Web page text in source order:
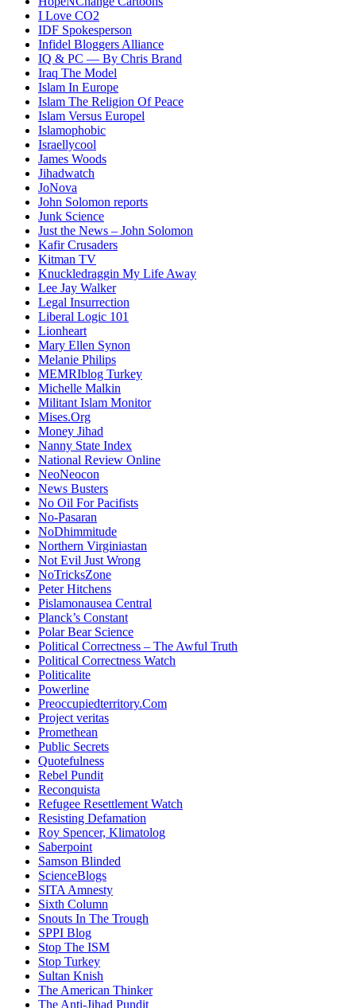
I Love CO2
IDF Spokesperson
Infidel Bloggers Alliance
IQ & PC — By Chris Brand
Iraq The Model
Islam In Europe
Islam The Religion Of Peace
Islam Versus Europel
Islamophobic
Israellycool
James Woods
Jihadwatch
JoNova
John Solomon reports
Junk Science
Just the News – John Solomon
Kafir Crusaders
Kitman TV
Knuckledraggin My Life Away
Lee Jay Walker
Legal Insurrection
Liberal Logic 101
Lionheart
Mary Ellen Synon
Melanie Philips
MEMRIblog Turkey
Michelle Malkin
Militant Islam Monitor
Mises.Org
Money Jihad
Nanny State Index
National Review Online
NeoNeocon
News Busters
No Oil For Pacifists
No-Pasaran
NoDhimmitude
Northern Virginiastan
Not Evil Just Wrong
NoTricksZone
Peter Hitchens
Pislamonausea Central
Planck’s Constant
Polar Bear Science
Political Correctness – The Awful Truth
Political Correctness Watch
Politicalite
Powerline
Preoccupiedterritory.Com
Project veritas
Promethean
Public Secrets
Quotefulness
Rebel Pundit
Reconquista
Refugee Resettlement Watch
Resisting Defamation
Roy Spencer, Klimatolog
Saberpoint
Samson Blinded
ScienceBlogs
SITA Amnesty
Sixth Column
Snouts In The Trough
SPPI Blog
Stop The ISM
Stop Turkey
Sultan Knish
The American Thinker
The Anti-Jihad Pundit